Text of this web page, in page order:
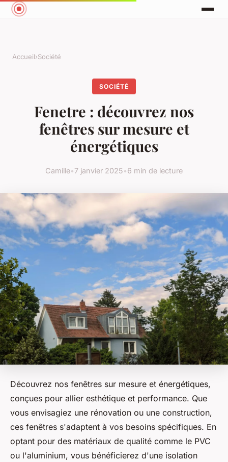
Accueil›Société
SOCIÉTÉ
Fenetre : découvrez nos
fenêtres sur mesure et
énergétiques
Camille•7 janvier 2025•6 min de lecture
Découvrez nos fenêtres sur mesure et énergétiques,
conçues pour allier esthétique et performance. Que
vous envisagiez une rénovation ou une construction,
ces fenêtres s'adaptent à vos besoins spécifiques. En
optant pour des matériaux de qualité comme le PVC
ou l'aluminium, vous bénéficierez d'une isolation